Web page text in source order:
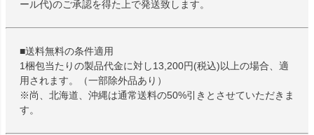
ール代)のご承認を得た上で発送致します。
■送料無料の条件適用
1梱包当たりの製品代金に対し13,200円(税込)以上の場合、適
用されます。（一部除外品あり）
※尚、北海道、沖縄は通常送料の50%引きとさせていただきま
す。